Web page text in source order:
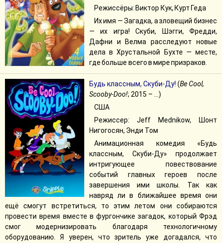
Режиссёры: Виктор Кук, Курт Геда
Их имя — Загадка, а зловещий бизнес
— их игра! Скуби, Шэгги, Фредди,
Дафни и Велма расследуют новые
дела в Хрустальной Бухте — месте,
где больше всего в мире призраков.
Будь классным, Скуби-Ду! (Be Cool,
Scooby-Doo!; 2015 – ...)
США
Режиссер: Jeff Mednikow, Шонт
Нигогосян, Энди Том
Анимационная комедия «Будь
классным, Скуби-Ду» продолжает
интригующее повествование
событий главных героев после
завершения ими школы. Так как
навряд ли в ближайшее время они
ещё смогут встретиться, то этим летом они собираются
провести время вместе в фургончике загадок, который Фрэд
смог модернизировать благодаря технологичному
оборудованию. Я уверен, что зритель уже догадался, что